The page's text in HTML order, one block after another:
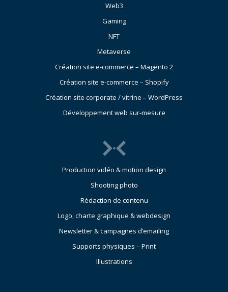
Web3
Gaming
NFT
Metaverse
Création site e-commerce – Magento 2
Création site e-commerce – Shopify
Création site corporate / vitrine – WordPress
Développement web sur-mesure
Production vidéo & motion design
Shooting photo
Rédaction de contenu
Logo, charte graphique & webdesign
Newsletter & campagnes d’emailing
Supports physiques – Print
Illustrations